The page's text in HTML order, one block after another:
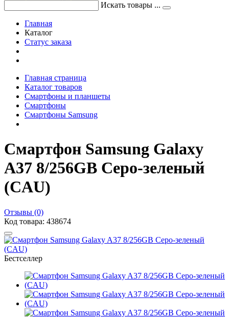
Искать товары ...
Главная
Каталог
Статус заказа
Главная страница
Каталог товаров
Смартфоны и планшеты
Смартфоны
Смартфоны Samsung
Смартфон Samsung Galaxy
A37 8/256GB Серо-зеленый
(CAU)
Отзывы (0)
Код товара: 438674
Бестселлер